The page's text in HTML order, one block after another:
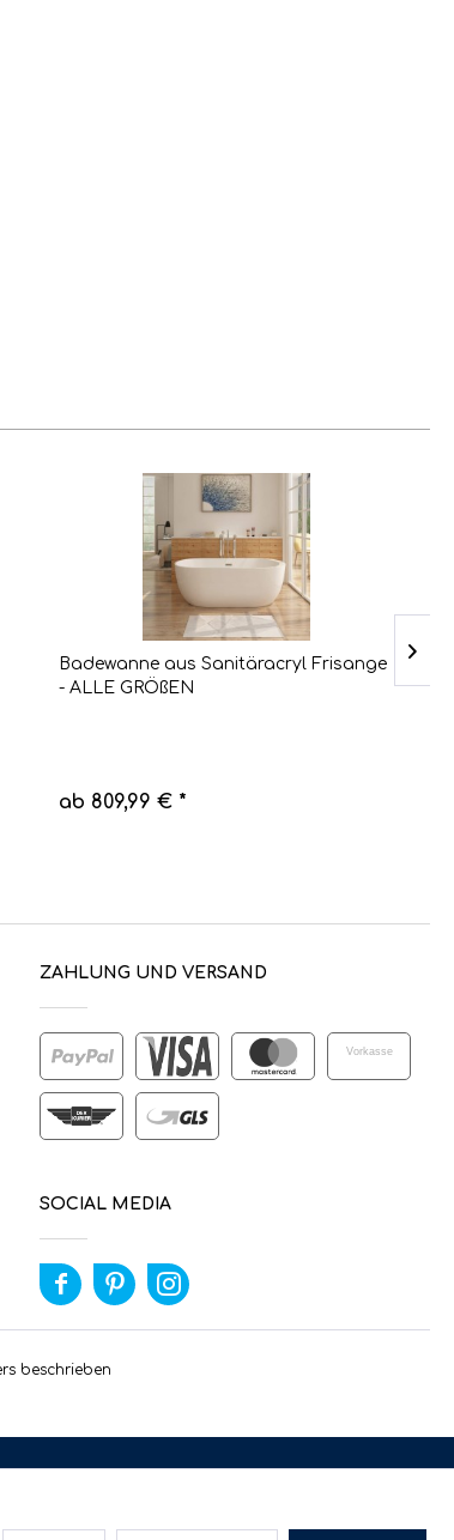
Badewanne aus Sanitäracryl Frisange
- ALLE GRÖßEN
ab 809,99 € *
ZAHLUNG UND VERSAND
Vorkasse
SOCIAL MEDIA
beschrieben